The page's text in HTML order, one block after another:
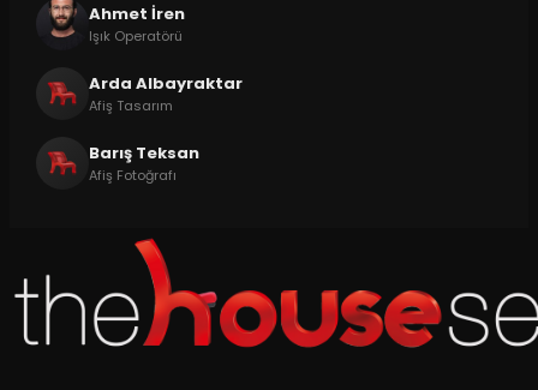
Ahmet İren
Işık Operatörü
Arda Albayraktar
Afiş Tasarım
Barış Teksan
Afiş Fotoğrafı